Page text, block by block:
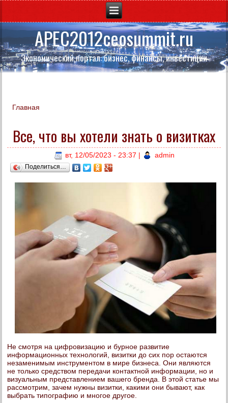
APEC2012ceosummit.ru
Экономический портал: бизнес, финансы, инвестиции
Вы здесь
Главная
Все, что вы хотели знать о визитках
вт, 12/05/2023 - 23:37 | admin
Поделиться…
Не смотря на цифровизацию и бурное развитие
информационных технологий, визитки до сих пор остаются
незаменимым инструментом в мире бизнеса. Они являются
не только средством передачи контактной информации, но и
визуальным представлением вашего бренда. В этой статье мы
рассмотрим, зачем нужны визитки, какими они бывают, как
выбрать типографию и многое другое.